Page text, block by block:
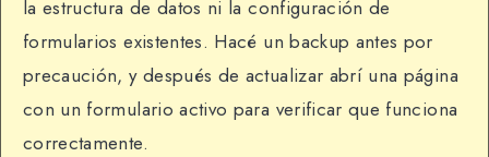
la estructura de datos ni la configuración de
formularios existentes. Hacé un backup antes por
precaución, y después de actualizar abrí una página
con un formulario activo para verificar que funciona
correctamente.